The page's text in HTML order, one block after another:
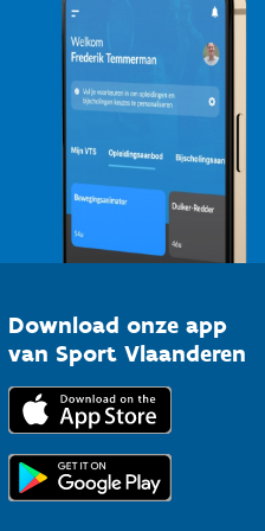
Download onze app
van Sport Vlaanderen